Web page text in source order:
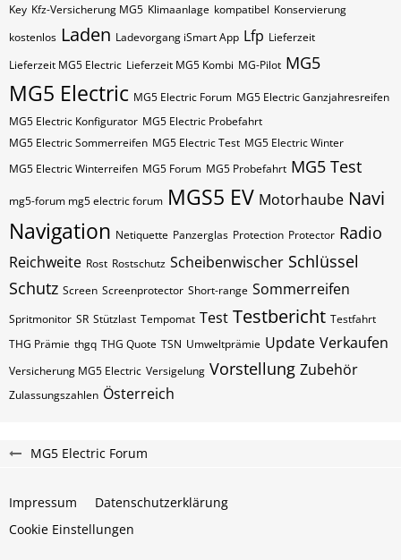
Key Kfz-Versicherung MG5 Klimaanlage kompatibel Konservierung
kostenlos Laden Ladevorgang iSmart App Lfp Lieferzeit
Lieferzeit MG5 Electric Lieferzeit MG5 Kombi MG-Pilot MG5
MG5 Electric MG5 Electric Forum MG5 Electric Ganzjahresreifen
MG5 Electric Konfigurator MG5 Electric Probefahrt
MG5 Electric Sommerreifen MG5 Electric Test MG5 Electric Winter
MG5 Electric Winterreifen MG5 Forum MG5 Probefahrt MG5 Test
mg5-forum mg5 electric forum MGS5 EV Motorhaube Navi
Navigation Netiquette Panzerglas Protection Protector Radio
Reichweite Rost Rostschutz Scheibenwischer Schlüssel
Schutz Screen Screenprotector Short-range Sommerreifen
Spritmonitor SR Stützlast Tempomat Test Testbericht Testfahrt
THG Prämie thgq THG Quote TSN Umweltprämie Update Verkaufen
Versicherung MG5 Electric Versigelung Vorstellung Zubehör
Zulassungszahlen Österreich
MG5 Electric Forum
Impressum
Datenschutzerklärung
Cookie Einstellungen